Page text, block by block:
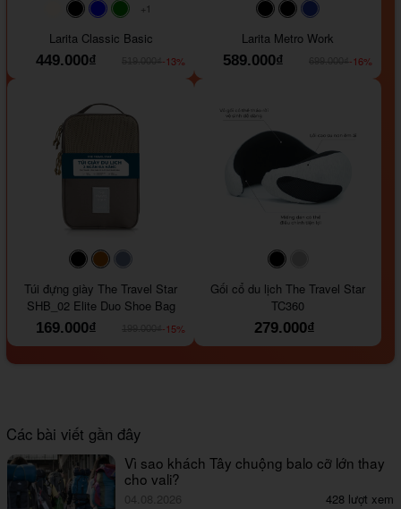
#faf0e6
#000000#0000FF#008000
+1
Larita Classic Basic
449.000₫
-13%
#000000#000000
Larita Metro Work
589.000₫
-16%
#000000#964B00
Túi đựng giày The Travel Star
SHB_02 Elite Duo Shoe Bag
169.000₫
-15%
#000000
Gối cổ du lịch The Travel Star
TC360
279.000₫
Các bài viết gần đây
Vì sao khách Tây chuộng balo cỡ lớn thay
cho vali?
04.08.2026 428 lượt xem